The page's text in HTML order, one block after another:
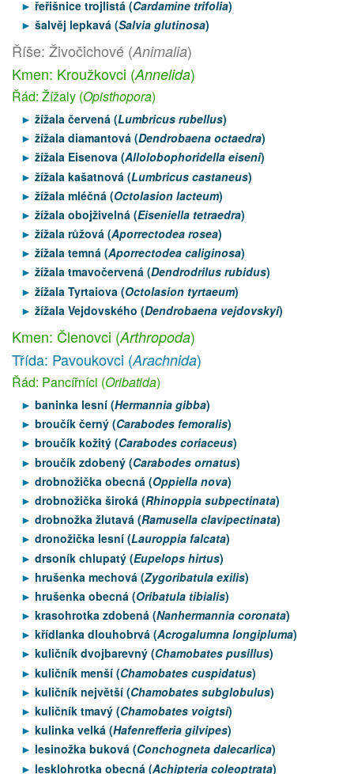
řeřišnice trojlistá (Cardamine trifolia)
šalvěj lepkavá (Salvia glutinosa)
Říše: Živočichové (Animalia)
Kmen: Kroužkovci (Annelida)
Řád: Žížaly (Opisthopora)
žížala červená (Lumbricus rubellus)
žížala diamantová (Dendrobaena octaedra)
žížala Eisenova (Allolobophoridella eiseni)
žížala kašatnová (Lumbricus castaneus)
žížala mléčná (Octolasion lacteum)
žížala obojživelná (Eiseniella tetraedra)
žížala růžová (Aporrectodea rosea)
žížala temná (Aporrectodea caliginosa)
žížala tmavočervená (Dendrodrilus rubidus)
žížala Tyrtaiova (Octolasion tyrtaeum)
žížala Vejdovského (Dendrobaena vejdovskyi)
Kmen: Členovci (Arthropoda)
Třída: Pavoukovci (Arachnida)
Řád: Pancířníci (Oribatida)
baninka lesní (Hermannia gibba)
broučík černý (Carabodes femoralis)
broučík kožitý (Carabodes coriaceus)
broučík zdobený (Carabodes ornatus)
drobnožička obecná (Oppiella nova)
drobnožička široká (Rhinoppia subpectinata)
drobnožka žlutavá (Ramusella clavipectinata)
dronožička lesní (Lauroppia falcata)
drsoník chlupatý (Eupelops hirtus)
hrušenka mechová (Zygoribatula exilis)
hrušenka obecná (Oribatula tibialis)
krasohrotka zdobená (Nanhermannia coronata)
křídlanka dlouhobrvá (Acrogalumna longipluma)
kuličník dvojbarevný (Chamobates pusillus)
kuličník menší (Chamobates cuspidatus)
kuličník největší (Chamobates subglobulus)
kuličník tmavý (Chamobates voigtsi)
kulinka velká (Hafenrefferia gilvipes)
lesinožka buková (Conchogneta dalecarlica)
lesklohrotka obecná (Achipteria coleoptrata)